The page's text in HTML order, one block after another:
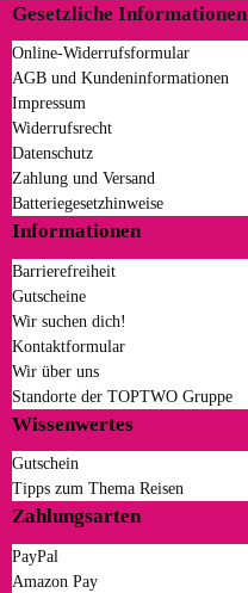
Gesetzliche Informationen
Online-Widerrufsformular
AGB und Kundeninformationen
Impressum
Widerrufsrecht
Datenschutz
Zahlung und Versand
Batteriegesetzhinweise
Informationen
Barrierefreiheit
Gutscheine
Wir suchen dich!
Kontaktformular
Wir über uns
Standorte der TOPTWO Gruppe
Wissenwertes
Gutschein
Tipps zum Thema Reisen
Zahlungsarten
PayPal
Amazon Pay